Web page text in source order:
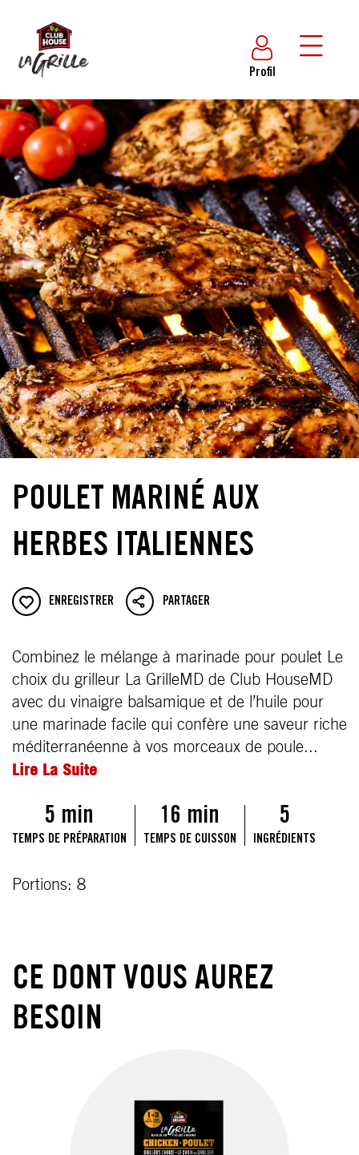
Profil
POULET MARINÉ AUX
HERBES ITALIENNES
ENREGISTRER PARTAGER
Combinez le mélange à marinade pour poulet Le
choix du grilleur La GrilleMD de Club HouseMD
avec du vinaigre balsamique et de l’huile pour
une marinade facile qui confère une saveur riche
méditerranéenne à vos morceaux de poule...
Lire La Suite
5 min
TEMPS DE PRÉPARATION
16 min
TEMPS DE CUISSON
5
INGRÉDIENTS
Portions: 8
CE DONT VOUS AUREZ
BESOIN